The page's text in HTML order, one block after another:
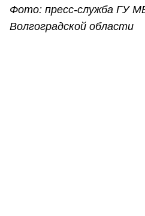
Фото: пресс-служба ГУ
Волгоградской области